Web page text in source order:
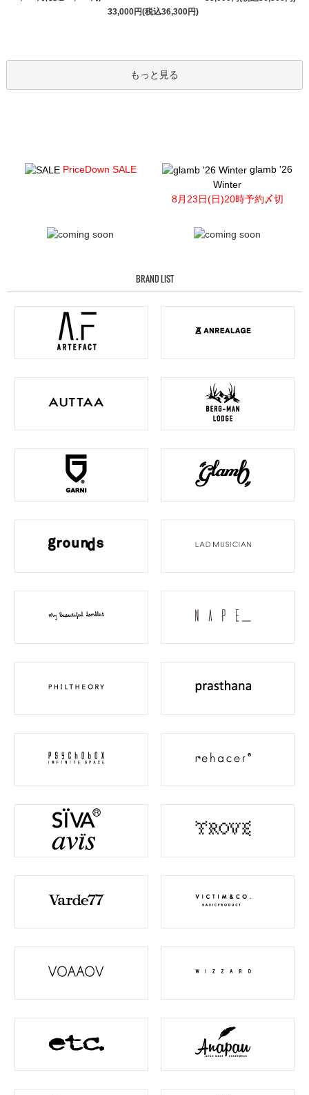
33,000円(税込36,300円)
もっと見る
PriceDown SALE
glamb '26
Winter
8月23日(日)20時予約〆切
BRAND LIST